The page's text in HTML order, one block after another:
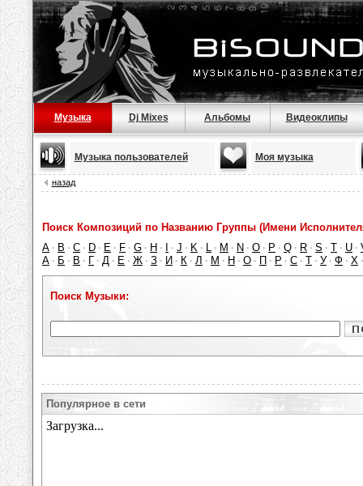
Музыка Dj Mixes Альбомы Видеоклипы
Музыка пользователей Моя музыка
назад
Поиск Композиций по Названию Группы (Имени
A · B · C · D · E · F · G · H · · J · K · L · M · N · O · P · Q · R · S · T · U ·
А · Б · В · Г · Д · Е · Ж · З · И · К · Л · М · Н · О · П · Р · С · Т · У · Ф · Х
Поиск Музыки:
Популярное в сети